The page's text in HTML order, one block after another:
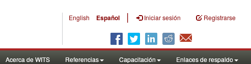
English Español | Iniciar sesión Registrarse
Acerca de WITS Referencias Capacitación Enlaces de respaldo